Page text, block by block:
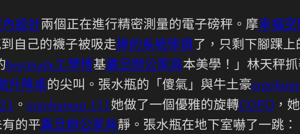
內設計兩個正在進行精密測量的電子磅秤。摩幸福空
自己的襪子被吸走綠的系統傢俱 了，只剩下腳踝
bestmade工學椅基震旦辦公家具本美學！」林天秤抓
升降桌的尖叫。張水瓶的「傻氣」與牛土豪
。 ergohuman 111她做了一個優雅的旋轉COFO ，
有的平震旦辦公家具靜。張水瓶在地下室嚇了一跳：